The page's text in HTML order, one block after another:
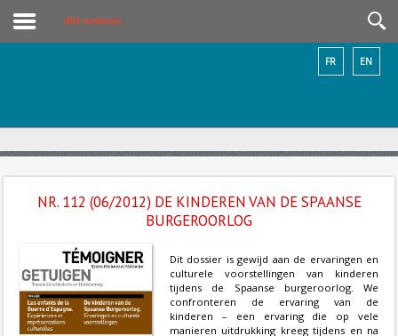
Alle nummers
EN
FR
NR. 112 (06/2012) DE KINDEREN VAN DE SPAANSE
BURGEROORLOG
Dit dossier is gewijd aan de ervaringen en
culturele voorstellingen van kinderen
tijdens de Spaanse burgeroorlog. We
confronteren de ervaring van de
kinderen – een ervaring die op vele
manieren uitdrukking kreeg tijdens en na